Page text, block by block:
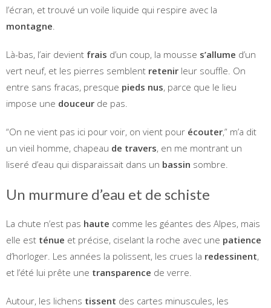
l’écran, et trouvé un voile liquide qui respire avec la
montagne
Là-bas, l’air devient frais d’un coup, la mousse s’allume d’un
vert neuf, et les pierres semblent retenir leur souffle. On
entre sans fracas, presque pieds nus, parce que le lieu
impose une douceur de pas.
“On ne vient pas ici pour voir, on vient pour écouter,” m’a dit
un vieil homme, chapeau de travers, en me montrant un
liseré d’eau qui disparaissait dans un bassin sombre.
Un murmure d’eau et de schiste
La chute n’est pas haute comme les géantes des Alpes, mais
elle est ténue et précise, ciselant la roche avec une patience
d’horloger. Les années la polissent, les crues la redessinent,
et l’été lui prête une transparence de verre.
Autour, les lichens tissent des cartes minuscules, les